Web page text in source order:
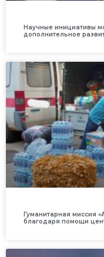
Научные инициативы
дополнительное
Гуманитарная миссия
благодаря помощи